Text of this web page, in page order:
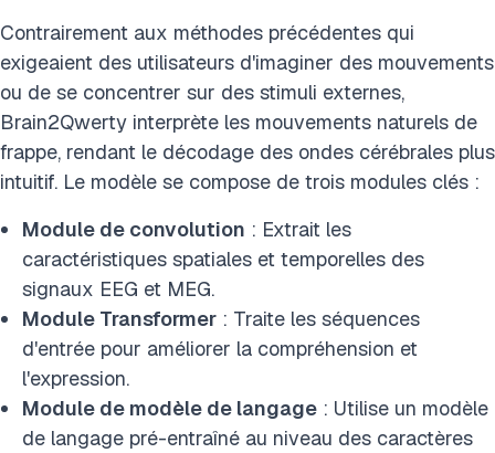
Contrairement aux méthodes précédentes qui
exigeaient des utilisateurs d'imaginer des mouvements
ou de se concentrer sur des stimuli externes,
Brain2Qwerty interprète les mouvements naturels de
frappe, rendant le décodage des ondes cérébrales plus
intuitif. Le modèle se compose de trois modules clés :
Module de convolution : Extrait les
caractéristiques spatiales et temporelles des
signaux EEG et MEG.
Module Transformer : Traite les séquences
d'entrée pour améliorer la compréhension et
l'expression.
Module de modèle de langage : Utilise un modèle
de langage pré-entraîné au niveau des caractères